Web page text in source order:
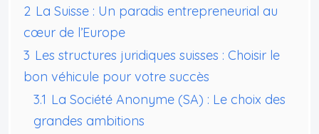
2 La Suisse : Un paradis entrepreneurial au
cœur de l’Europe
3 Les structures juridiques suisses : Choisir le
bon véhicule pour votre succès
3.1 La Société Anonyme (SA) : Le choix des
grandes ambitions